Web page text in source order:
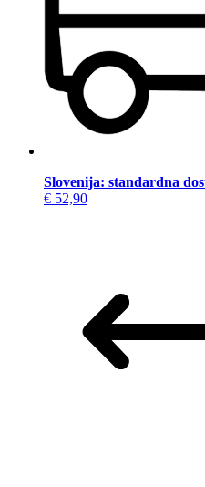
Slovenija: standardna
€ 52,90